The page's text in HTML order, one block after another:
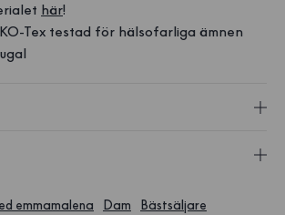
här!
Tex testad för hälsofarliga ämnen
emmamalena Dam
Bästsäljare